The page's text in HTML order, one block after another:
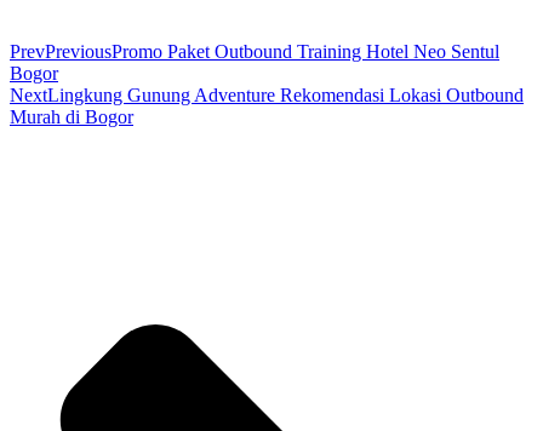
PrevPreviousPromo Paket Outbound Training Hotel Neo Sentul
Bogor
NextLingkung Gunung Adventure Rekomendasi Lokasi Outbound
Murah di Bogor